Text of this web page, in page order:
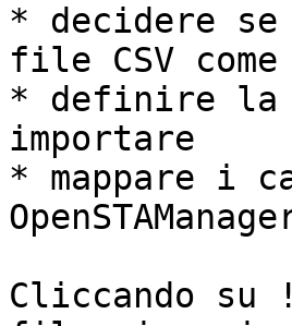
* decidere
file CSV
* definire la
importare
* mappare i
Cliccando